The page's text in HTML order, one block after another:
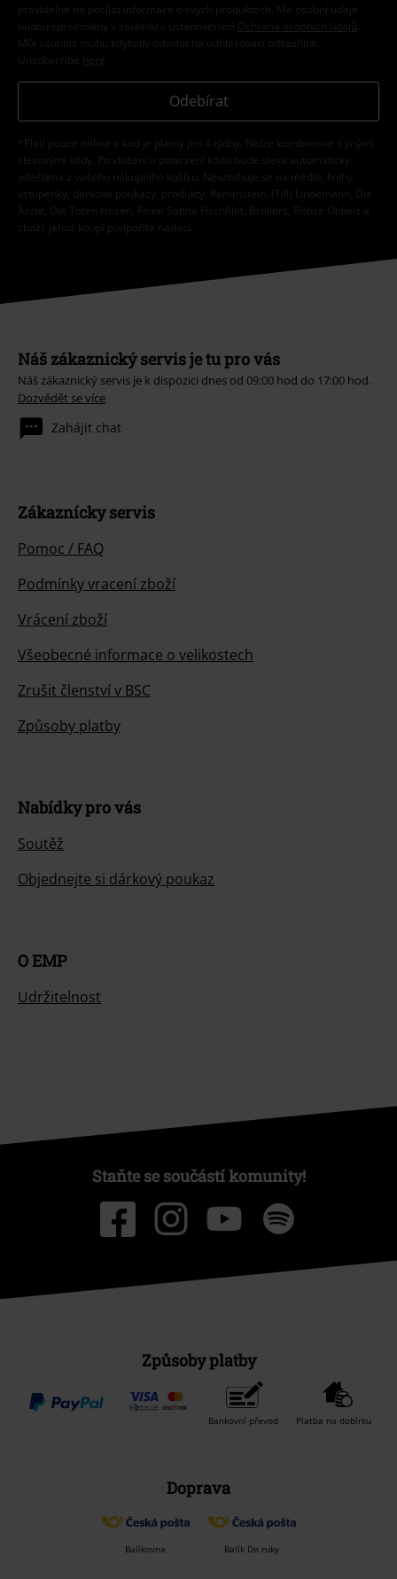
pravidelně mi posílat informace o svých produktech. Mé osobní údaje
budou zpracovány v souladu s ustanoveními
Ochrana osobních údajů
Můj souhlas mohu kdykoliv odvolat na odhlašovací odkaz/link.
Unsubscribe here
Odebírat
*Platí pouze online a kód je platný jen 4 týdny. Nelze kombinovat s jinými
slevovými kódy. Po vložení a potvrzení kódu bude sleva automaticky
odečtena z vašeho nákupního košíku. Nevztahuje se na média, knihy,
vstupenky, dárkové poukazy, produkty: Rammstein, (Till) Lindemann, Die
Ärzte, Die Toten Hosen, Feine Sahne Fischfilet, Broilers, Böhse Onkelz a
zboží, jehož koupí podpoříte nadaci.
Náš zákaznický servis je tu pro vás
Náš zákaznický servis je k dispozici dnes od 09:00 hod do 17:00 hod.
Dozvědět se více
Zahájit chat
Zákaznícky servis
Pomoc / FAQ
Podmínky vracení zboží
Vrácení zboží
Všeobecné informace o velikostech
Zrušit členství v BSC
Způsoby platby
Nabídky pro vás
Soutěž
Objednejte si dárkový poukaz
O EMP
Udržitelnost
Staňte se součástí komunity!
Způsoby platby
Bankovní převod Platba na dobírku
Doprava
Balíkovna Balík Do ruky